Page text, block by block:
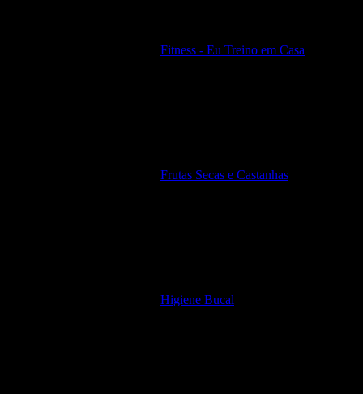
Fitness - Eu Treino em Casa
Frutas Secas e Castanhas
Higiene Bucal